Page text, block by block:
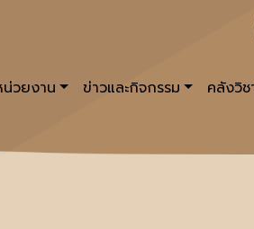
วยงาน ข่าวและกิจกรรม คลังวิช